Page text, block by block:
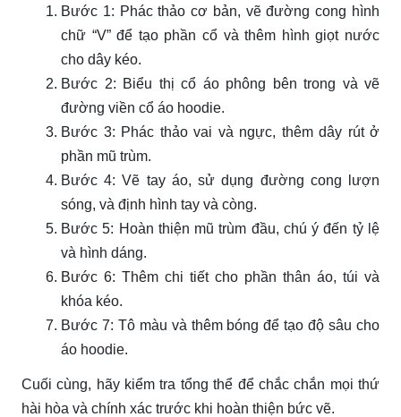
Bước 1: Phác thảo cơ bản, vẽ đường cong hình
chữ “V” để tạo phần cổ và thêm hình giọt nước
cho dây kéo.
Bước 2: Biểu thị cổ áo phông bên trong và vẽ
đường viền cổ áo hoodie.
Bước 3: Phác thảo vai và ngực, thêm dây rút ở
phần mũ trùm.
Bước 4: Vẽ tay áo, sử dụng đường cong lượn
sóng, và định hình tay và còng.
Bước 5: Hoàn thiện mũ trùm đầu, chú ý đến tỷ lệ
và hình dáng.
Bước 6: Thêm chi tiết cho phần thân áo, túi và
khóa kéo.
Bước 7: Tô màu và thêm bóng để tạo độ sâu cho
áo hoodie.
Cuối cùng, hãy kiểm tra tổng thể để chắc chắn mọi thứ
hài hòa và chính xác trước khi hoàn thiện bức vẽ.